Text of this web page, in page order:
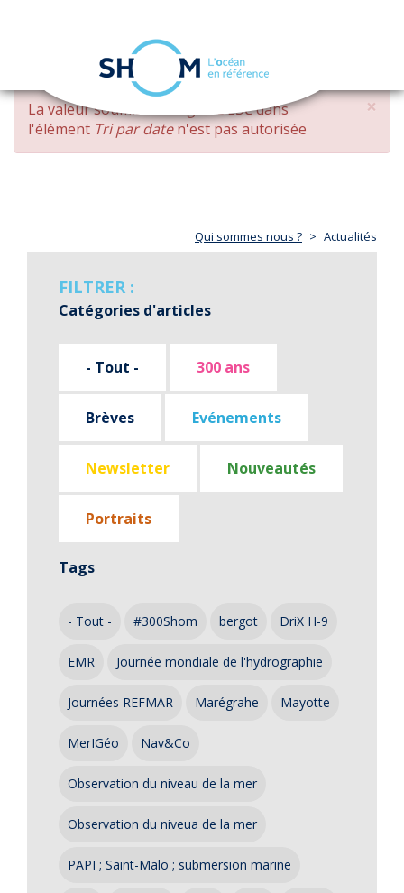
Aller
contenu
principal
navigation
×
MESSAGE
D'ERREUR
La valeur soumise changed DESCdans
l'élément Tri par daten'est pas autorisée
Qui sommes nous ? Actualités
FILTRER :
Catégories d'articles
- Tout - 300 ans
Brèves Evénements
Newsletter Nouveautés
Portraits
Tags
- Tout - #300Shom bergot DriX H-9
EMR Journée mondiale de l'hydrographie
Journées REFMAR Marégrahe Mayotte
MerIGéo Nav&Co
Observation du niveau de la mer
Observation du niveua de la mer
PAPI ; Saint-Malo ; submersion marine